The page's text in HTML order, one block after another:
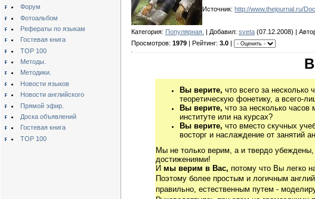
Форум
Фотоальбом
Рефераты по языкам
Гостевая книга
TOP 100
Методы.
Методики.
Новости языков
Новости английского
Прямой эфир.
Доска объявлений
Гостевая книга
TOP 100
Источник: http://www.thejournal.ru/
Категория: Популярная. | Добавил: sveta (07.12.2008) |
Просмотров: 1979 | Рейтинг: 3.0
Вы верите, что всего за несколько
теоретическую фонетику, а всего-
Вы верите, что за несколько
институте или на курсах?
Вы верите, что вместо скучных
восторг и наслаждение от занятий
Мы не только верим, а и твердо
достижениями!
И мы верим в Вас, потому что Вы легко
Поэтому более простым и логичным
правильно, естественным путем -